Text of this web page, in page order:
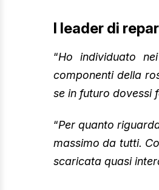
I leader di
“Ho individuato
componenti della
se in futuro dovessi
“Per quanto
massimo da tutti.
scaricata quasi